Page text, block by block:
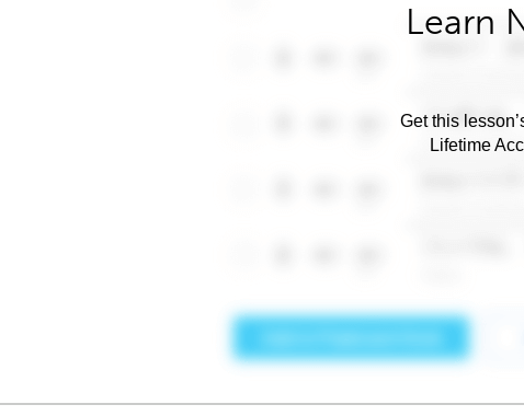
Learn
Get this
Lifetime